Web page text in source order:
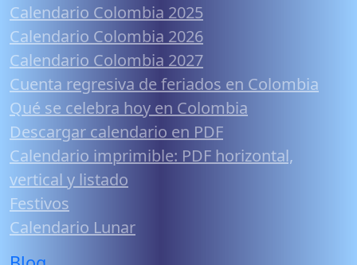
Calendario Colombia 2025
Calendario Colombia 2026
Calendario Colombia 2027
Cuenta regresiva de feriados en Colombia
Qué se celebra hoy en Colombia
Descargar calendario en PDF
Calendario imprimible: PDF horizontal,
vertical y listado
Festivos
Calendario Lunar